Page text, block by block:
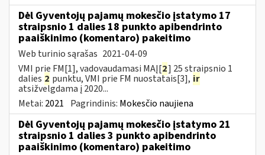
Dėl Gyventojų pajamų mokesčio įstatymo 17
straipsnio 1 dalies 18 punkto apibendrinto
paaiškinimo (komentaro) pakeitimo
Web turinio sąrašas 2021-04-09
VMI prie FM[1], vadovaudamasi MAĮ[2] 25 straipsnio 1
dalies 2 punktu, VMI prie FM nuostatais[3], ir
atsižvelgdama į 2020...
Metai: 2021 Pagrindinis: Mokesčio naujiena
Dėl Gyventojų pajamų mokesčio įstatymo 21
straipsnio 1 dalies 3 punkto apibendrinto
paaiškinimo (komentaro) pakeitimo